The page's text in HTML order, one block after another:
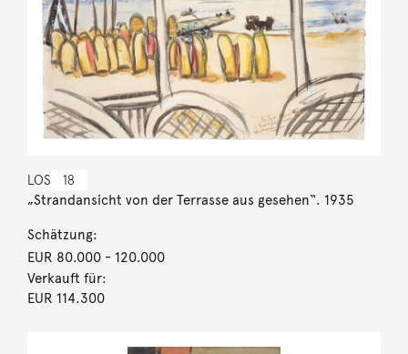
LOS 18
„Strandansicht von der Terrasse aus gesehen“. 1935
Schätzung:
EUR 80.000- 120.000
Verkauft für:
EUR 114.300